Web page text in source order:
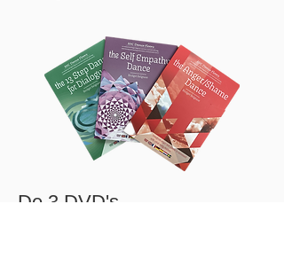
De 3 DVD's